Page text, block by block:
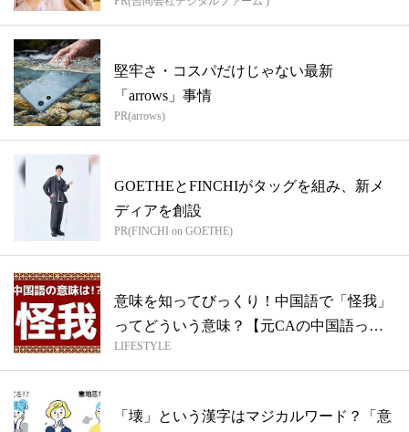
堅牢さ・コスパだけじゃない最新
「arrows」事情
PR(arrows)
GOETHEとFINCHIがタッグを組み、新メ
ディアを創設
PR(FINCHI on GOETHE)
意味を知ってびっくり！中国語で「怪我」
ってどういう意味？【元CAの中国語って
ムズ...
LIFESTYLE
「壊」という漢字はマジカルワード？「意